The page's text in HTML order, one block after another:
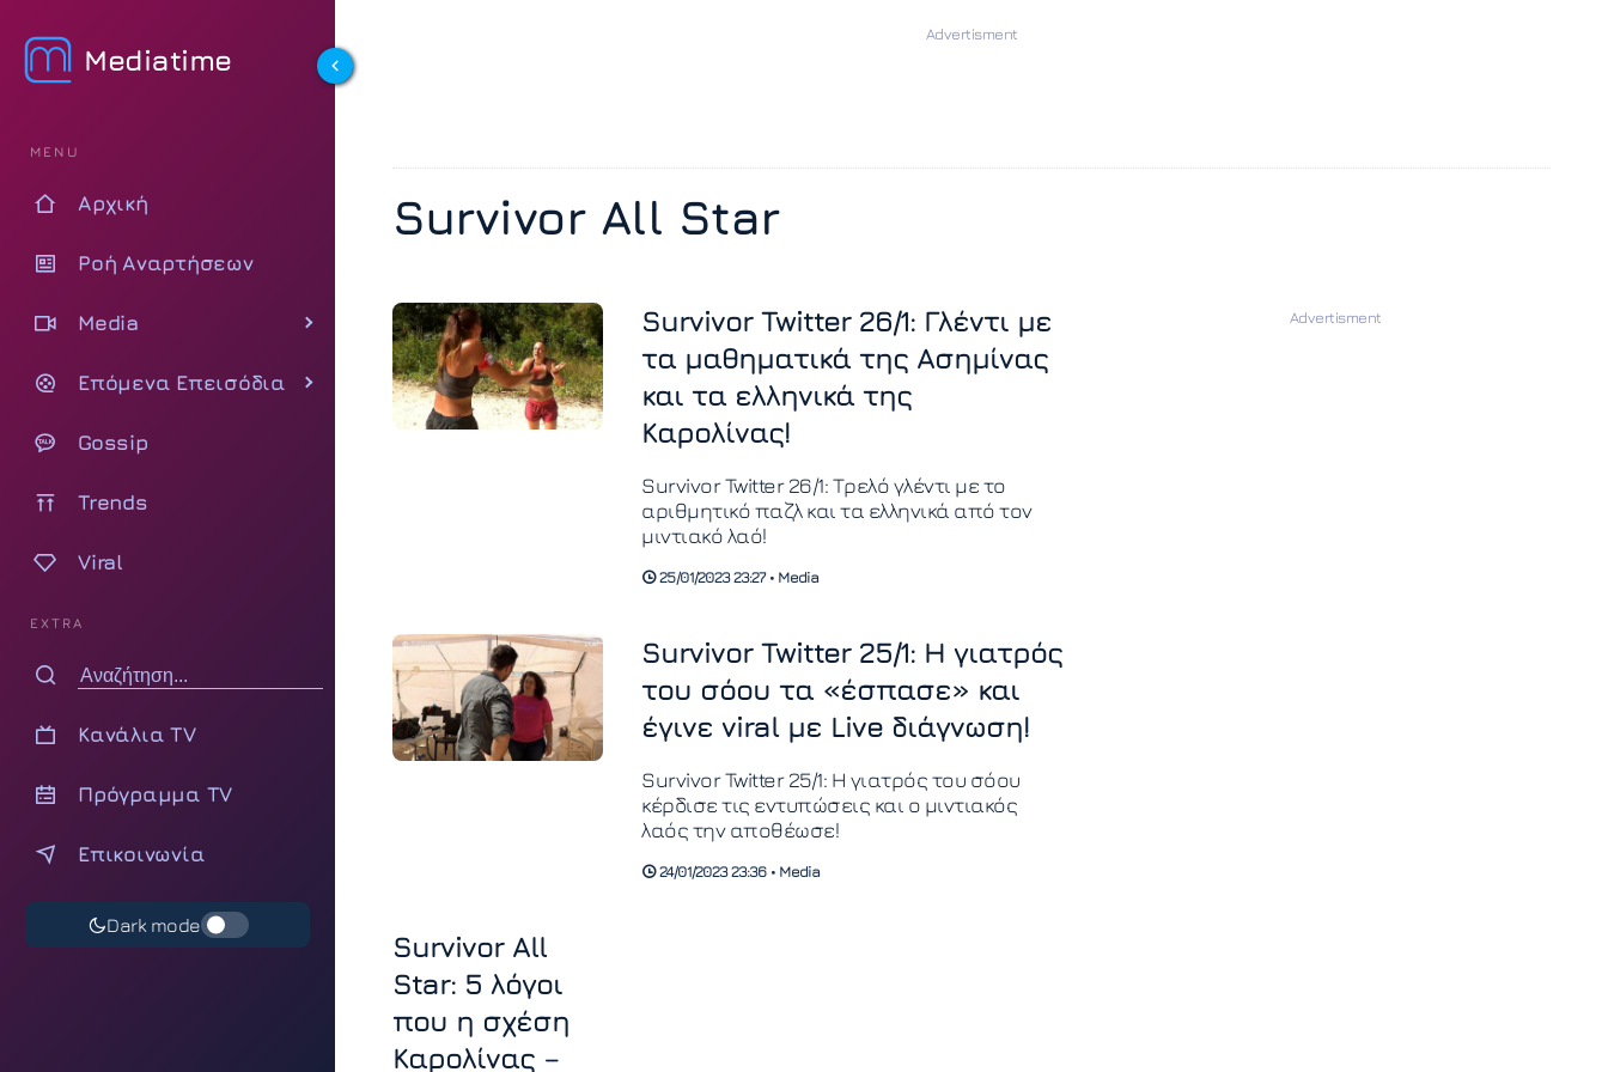
Mediatime
MENU
Αρχική
Ροή Αναρτήσεων
Media
Επόμενα Επεισόδια
Gossip
Trends
Viral
EXTRA
Κανάλια TV
Πρόγραμμα TV
Επικοινωνία
Dark mode
Survivor All Star
Survivor Twitter 26/1: Γλέντι με
τα μαθηματικά της Ασημίνας
και τα ελληνικά της
Καρολίνας!
Survivor Twitter 26/1: Τρελό γλέντι με το
αριθμητικό παζλ και τα ελληνικά από τον
μιντιακό λαό!
25/01/2023 23:27 • Media
Survivor Twitter 25/1: Η γιατρός
του σόου τα «έσπασε» και
έγινε viral με Live διάγνωση!
Survivor Twitter 25/1: Η γιατρός του σόου
κέρδισε τις εντυπώσεις και ο μιντιακός
λαός την αποθέωσε!
24/01/2023 23:36 • Media
Survivor All
Star: 5 λόγοι
που η σχέση
Καρολίνας –